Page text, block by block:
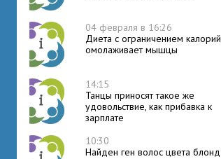
04 февраля в 16:26
Диета с ограничением калорий
омолаживает мышцы
14:15
Танцы приносят такое же
удовольствие, как прибавка к
зарплате
10:30
Найден ген волос цвета блонд